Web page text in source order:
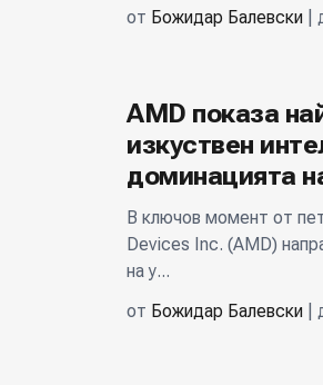
от Божидар Балевски |
AMD показа
изкуствен
доминацията
В ключов момент от
Devices Inc. (AMD)
на у...
от Божидар Балевски |